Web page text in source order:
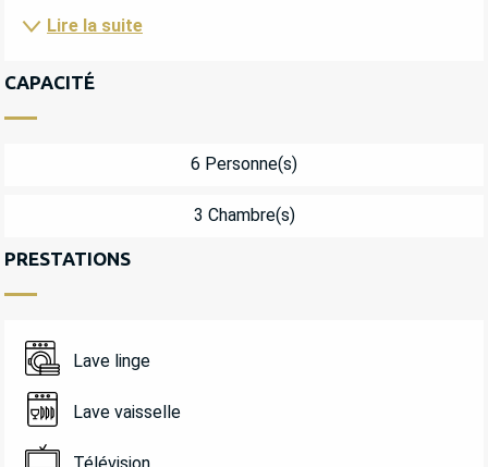
Lire la suite
CAPACITÉ
6 Personne(s)
3 Chambre(s)
PRESTATIONS
Lave linge
Lave vaisselle